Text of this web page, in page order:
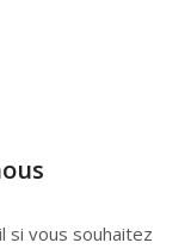
si vous souhaitez